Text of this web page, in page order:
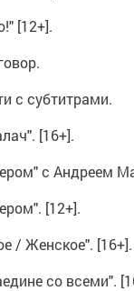
[12+].
с субтитрами.
[16+].
с Андреем
[12+].
/ Женское". [16+].
со всеми".